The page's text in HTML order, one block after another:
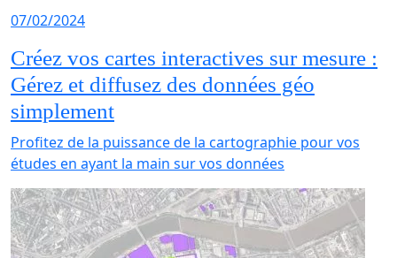
07/02/2024
Créez vos cartes interactives sur mesure :
Gérez et diffusez des données géo
simplement
Profitez de la puissance de la cartographie pour vos
études en ayant la main sur vos données